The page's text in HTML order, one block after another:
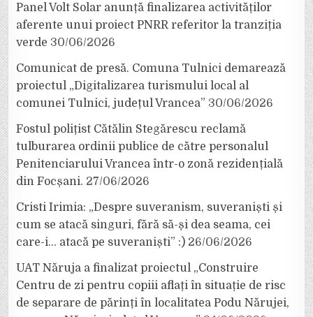
Panel Volt Solar anunță finalizarea activităților
aferente unui proiect PNRR referitor la tranziția
verde 30/06/2026
Comunicat de presă. Comuna Tulnici demarează
proiectul „Digitalizarea turismului local al
comunei Tulnici, județul Vrancea” 30/06/2026
Fostul polițist Cătălin Stegărescu reclamă
tulburarea ordinii publice de către personalul
Penitenciarului Vrancea într-o zonă rezidențială
din Focșani. 27/06/2026
Cristi Irimia: „Despre suveranism, suveraniști și
cum se atacă singuri, fără să-și dea seama, cei
care-i… atacă pe suveraniști” :) 26/06/2026
UAT Năruja a finalizat proiectul „Construire
Centru de zi pentru copiii aflați în situație de risc
de separare de părinți în localitatea Podu Nărujei,